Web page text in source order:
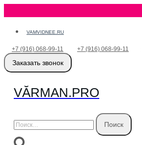
Перейти
содержимому
VAMVIDNEE.RU
+7 (916) 068-99-11 +7 (916) 068-99-11
Заказать звонок
VӐRMAN.PRO
Найти: